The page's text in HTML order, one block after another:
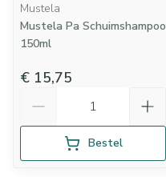
Mustela
Mustela Pa Schuimshampoo
150ml
€ 15,75
Bestel